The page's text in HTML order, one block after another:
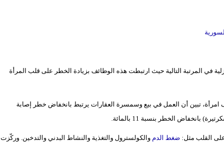
في المرتبة التالية حيث ارتبطت هذه الوظائف بزيادة الخطر على قلب المرأة
التي اعتمدت على مراجعة البيانات الصحية لـ 65 ألف امرأة، تبين أن العمل في بيع وسمسرة العقارات يرتبط بانخفاض خطر إصابة
على القلب مثل: ضغط الدم والكولسترول والتغذية والنشاط البدني والتدخين. وركّزت